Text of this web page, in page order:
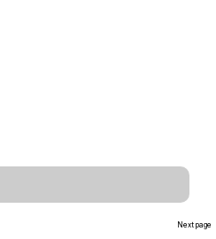
Next page